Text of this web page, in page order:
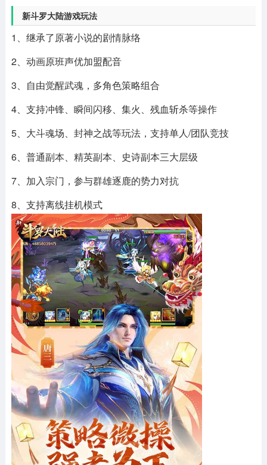
新斗罗大陆游戏玩法
1、继承了原著小说的剧情脉络
2、动画原班声优加盟配音
3、自由觉醒武魂，多角色策略组合
4、支持冲锋、瞬间闪移、集火、残血斩杀等操作
5、大斗魂场、封神之战等玩法，支持单人/团队竞技
6、普通副本、精英副本、史诗副本三大层级
7、加入宗门，参与群雄逐鹿的势力对抗
8、支持离线挂机模式